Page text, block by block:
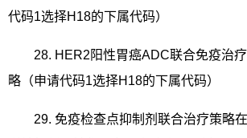
代码1选择H18的下属代码）
28. HER2 阳性胃癌ADC联合免疫治
略（申请代码1选择H18的下属代码）
29. 免疫检查点抑制剂联合治疗策略